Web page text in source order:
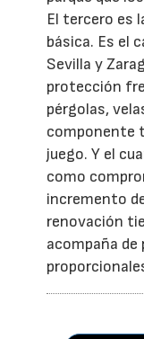
El tercero es
básica. Es el
Sevilla y
protección
pérgolas,
componente
juego. Y el
como
incremento
renovación
acompaña